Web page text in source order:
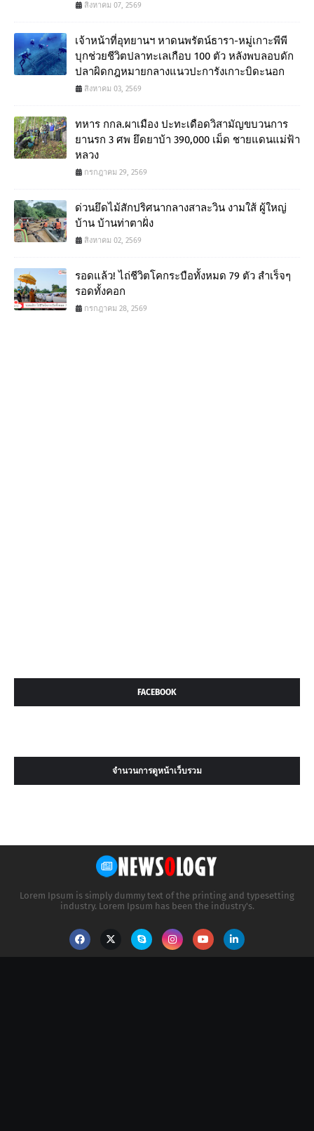
สิงหาคม 07, 2569
เจ้าหน้าที่อุทยานฯ หาดนพรัตน์ธารา-หมู่เกาะพีพี
บุกช่วยชีวิตปลาทะเลเกือบ 100 ตัว หลังพบลอบดัก
ปลาผิดกฎหมายกลางแนวปะการังเกาะบิดะนอก
สิงหาคม 03, 2569
ทหาร กกล.ผาเมือง ปะทะเดือดวิสามัญขบวนการ
ยานรก 3 ศพ ยึดยาบ้า 390,000 เม็ด ชายแดนแม่ฟ้า
หลวง
กรกฎาคม 29, 2569
ด่วนยึดไม้สักปริศนากลางสาละวิน งามใส้ ผู้ใหญ่
บ้าน บ้านท่าตาฝั่ง
สิงหาคม 02, 2569
รอดแล้ว! ไถ่ชีวิตโคกระบือทั้งหมด 79 ตัว สำเร็จๆ
รอดทั้งคอก
กรกฎาคม 28, 2569
FACEBOOK
จำนวนการดูหน้าเว็บรวม
Lorem Ipsum is simply dummy text of the printing and typesetting
industry. Lorem Ipsum has been the industry's.